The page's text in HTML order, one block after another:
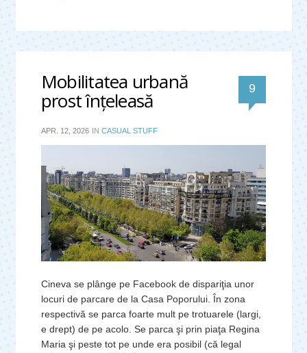
Mobilitatea urbană
prost înţeleasă 9
APR. 12, 2026 IN CASUAL STUFF
Cineva se plânge pe Facebook de dispariţia unor
locuri de parcare de la Casa Poporului. În zona
respectivă se parca foarte mult pe trotuarele (largi,
e drept) de pe acolo. Se parca şi prin piaţa Regina
Maria şi peste tot pe unde era posibil (că legal